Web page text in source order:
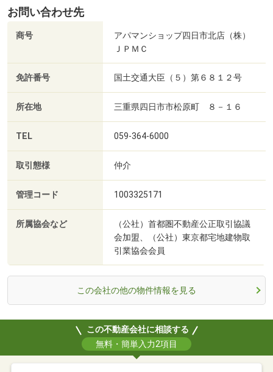
お問い合わせ先
商号
アパマンショップ四日市北店（株）
ＪＰＭＣ
免許番号 国土交通大臣（５）第６８１２号
所在地 三重県四日市市松原町 ８－１６
TEL 059-364-6000
取引態様 仲介
管理コード 1003325171
所属協会など
（公社）首都圏不動産公正取引協議
会加盟、（公社）東京都宅地建物取
引業協会会員
この会社の他の物件情報を見る
この不動産会社に相談する
無料・簡単入力2項目